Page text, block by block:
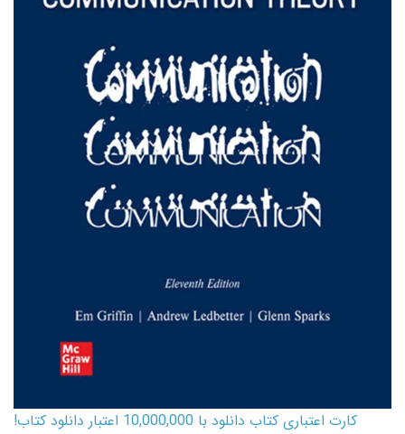
کارت اعتباری کتاب دانلود با 10,000,000 اعتبار دانلود کتاب!